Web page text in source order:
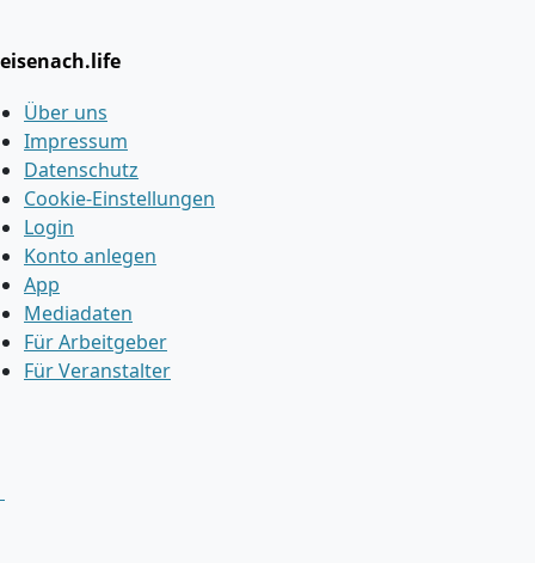
eisenach.life
Über uns
Impressum
Datenschutz
Cookie-Einstellungen
Login
Konto anlegen
App
Mediadaten
Für Arbeitgeber
Für Veranstalter